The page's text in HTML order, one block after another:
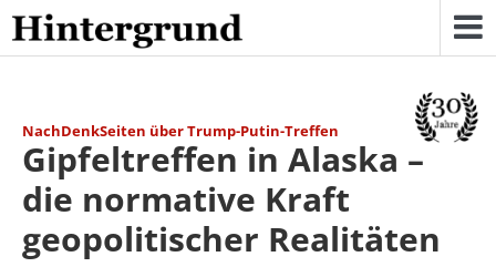
Skip
to
content
NachDenkSeiten über Trump-Putin-Treffen
Gipfeltreffen in Alaska –
die normative Kraft
geopolitischer Realitäten